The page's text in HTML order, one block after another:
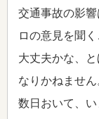
交通事故の影
ロの意見を聞く
大丈夫かな、
なりかねません
数日おいて、